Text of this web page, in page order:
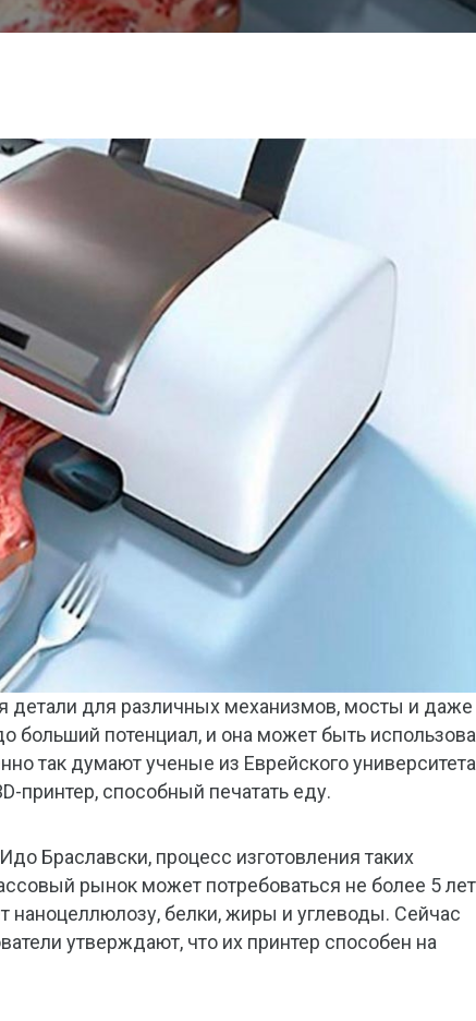
детали для различных механизмов, мосты и даже
больший потенциал, и она может быть
так думают ученые из Еврейского
принтер, способный печатать еду.
Браславски, процесс изготовления таких
рынок может потребоваться не более 5
наноцеллюлозу, белки, жиры и углеводы. Сейчас
утверждают, что их принтер способен на